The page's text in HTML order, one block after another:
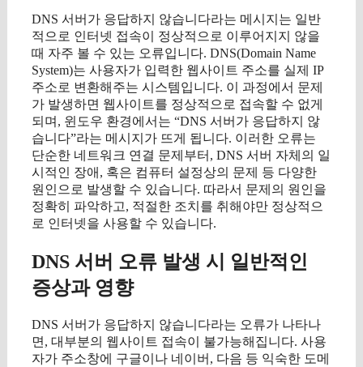
DNS 서버가 응답하지 않습니다라는 메시지는 일반
적으로 인터넷 접속이 정상적으로 이루어지지 않을
때 자주 볼 수 있는 오류입니다. DNS(Domain Name
System)는 사용자가 입력한 웹사이트 주소를 실제 IP
주소로 변환해주는 시스템입니다. 이 과정에서 문제
가 발생하면 웹사이트를 정상적으로 접속할 수 없게
되며, 윈도우 환경에서는 “DNS 서버가 응답하지 않
습니다”라는 메시지가 뜨게 됩니다. 이러한 오류는
단순한 네트워크 연결 문제부터, DNS 서버 자체의 일
시적인 장애, 혹은 컴퓨터 설정상의 문제 등 다양한
원인으로 발생할 수 있습니다. 따라서 문제의 원인을
정확히 파악하고, 적절한 조치를 취해야만 정상적으
로 인터넷을 사용할 수 있습니다.
DNS 서버 오류 발생 시 일반적인
증상과 영향
DNS 서버가 응답하지 않습니다라는 오류가 나타나
면, 대부분의 웹사이트 접속이 불가능해집니다. 사용
자가 주소창에 구글이나 네이버, 다음 등 익숙한 도메